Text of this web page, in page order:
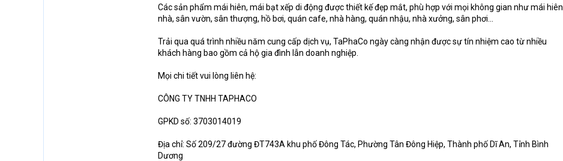
Các sản phẩm mái hiên, mái bạt xếp di động được thiết kế đẹp mắt, phù hợp với mọi không gian như mái hiên
nhà, sân vườn, sân thượng, hồ bơi, quán cafe, nhà hàng, quán nhậu, nhà xưởng, sân phơi...
Trải qua quá trình nhiều năm cung cấp dịch vụ, TaPhaCo ngày càng nhận được sự tín nhiệm cao từ nhiều
khách hàng bao gồm cả hộ gia đình lẫn doanh nghiệp.
Mọi chi tiết vui lòng liên hệ:
CÔNG TY TNHH TAPHACO
GPKD số: 3703014019
Địa chỉ: Số 209/27 đường ĐT743A khu phố Đông Tác, Phường Tân Đông Hiệp, Thành phố Dĩ An, Tỉnh Bình
Dương